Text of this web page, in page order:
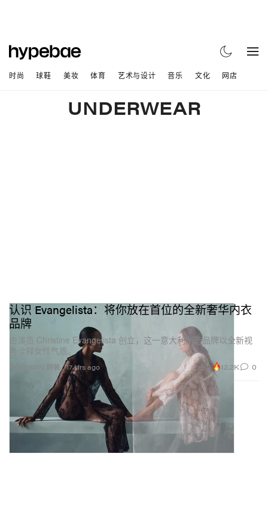
时尚 球鞋 美妆 体育 艺术与设计 音乐 文化 网店
UNDERWEAR
FASHION 时装
认识 Evangelista：将你放在首位的全新奢华内衣
品牌
由演员 Christine Evangelista 创立，这一意大利制造品牌以全新视
角诠释女性气质。
17 Hrs ago 12.2K 0